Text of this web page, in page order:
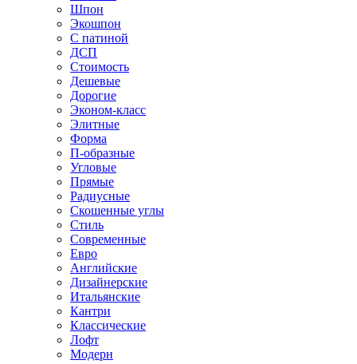
Шпон
Экошпон
С патиной
ДСП
Стоимость
Дешевые
Дорогие
Эконом-класс
Элитные
Форма
П-образные
Угловые
Прямые
Радиусные
Скошенные углы
Стиль
Современные
Евро
Английские
Дизайнерские
Итальянские
Кантри
Классические
Лофт
Модерн